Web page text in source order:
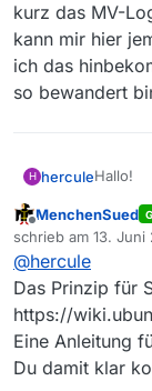
kurz das MV-
kann mir hier
ich das
so bewandert
H herculeHallo!
Ich
einen
werden
es
Worten
Offline
MenchenSued
schrieb am 13. Juni
zuletzt editiert von
@hercule
Das Prinzip für
https://
Eine Anleitung
Du damit klar